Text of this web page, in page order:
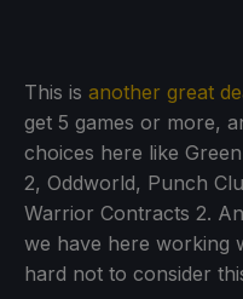
This is another great
get 5 games or more,
choices here like
2, Oddworld, Punch
Warrior Contracts 2.
we have here working
hard not to consider